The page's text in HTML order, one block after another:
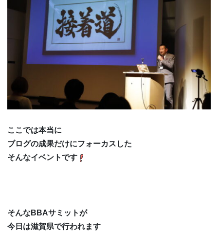
ここでは本当に
ブログの成果だけにフォーカスした
そんなイベントです
そんなBBAサミットが
今日は滋賀県で行われます